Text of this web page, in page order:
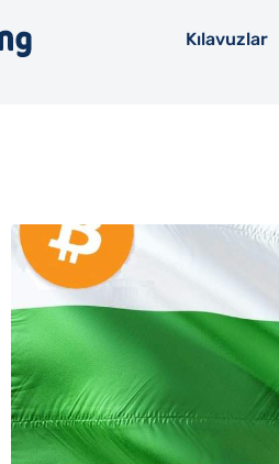
Kılavuzlar